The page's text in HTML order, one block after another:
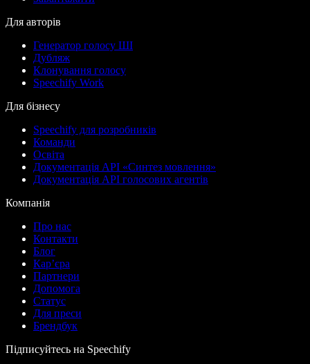
Для авторів
Генератор голосу ШІ
Дубляж
Клонування голосу
Speechify Work
Для бізнесу
Speechify для розробників
Команди
Освіта
Документація API «Синтез мовлення»
Документація API голосових агентів
Компанія
Про нас
Контакти
Блог
Кар’єра
Партнери
Допомога
Статус
Для преси
Брендбук
Підписуйтесь на Speechify